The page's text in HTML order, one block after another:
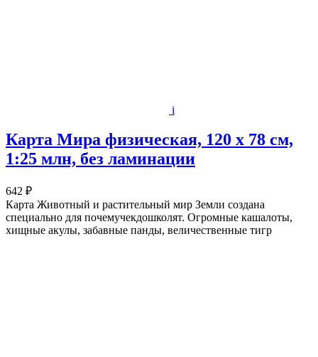
i
Карта Мира физическая, 120 х 78 см,
1:25 млн, без ламинации
642 ₽
Карта Животный и растительный мир Земли создана
специально для почемучекдошколят. Огромные кашалоты,
хищные акулы, забавные панды, величественные тигр